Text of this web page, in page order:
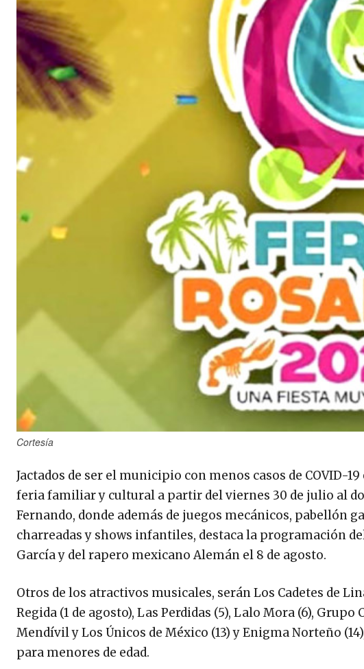
Cortesía
Jactados de ser el municipio con menos casos de COVID-
feria familiar y cultural a partir del viernes 30 de julio al
Fernando, donde además de juegos mecánicos, pabellón
charreadas y shows infantiles, destaca la programación
García y del rapero mexicano Alemán el 8 de agosto.
Otros de los atractivos musicales, serán Los Cadetes de
Regida (1 de agosto), Las Perdidas (5), Lalo Mora (6),
Mendívil y Los Únicos de México (13) y Enigma Norteño
para menores de edad.